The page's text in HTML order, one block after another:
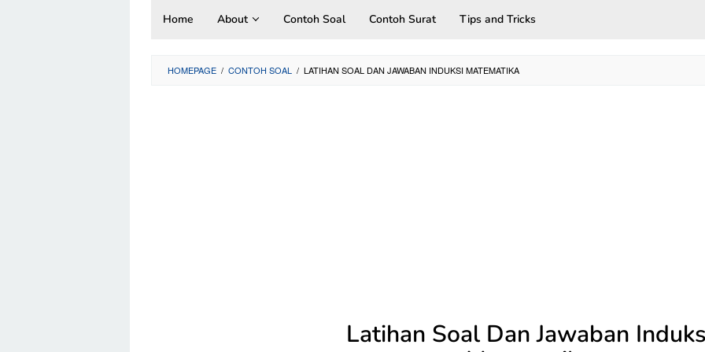
Home About Contoh Soal Contoh Surat Tips and Tricks
HOMEPAGE / CONTOH SOAL / LATIHAN SOAL DAN JAWABAN INDUKSI MATEMATIKA
Latihan Soal Dan Jawaban